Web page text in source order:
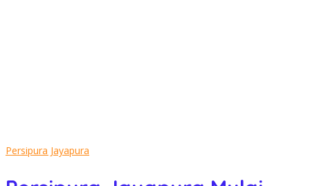
Persipura Jayapura